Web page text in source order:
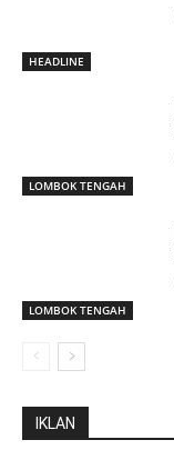
HEADLINE
LOMBOK TENGAH
LOMBOK TENGAH
IKLAN